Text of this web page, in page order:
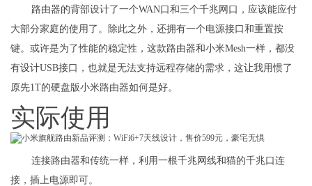
路由器的背部设计了一个WAN口和三个千兆网口，应该能应付
大部分家庭的使用了。除此之外，还拥有一个电源接口和重置按
键。或许是为了性能的稳定性，这款路由器和小米Mesh一样，都没
有设计USB接口，也就是无法支持远程存储的需求，这让我用惯了
原先1T的硬盘版小米路由器如何是好。
实际使用
连接路由器和传统一样，利用一根千兆网线和猫的千兆口连
接，插上电源即可。